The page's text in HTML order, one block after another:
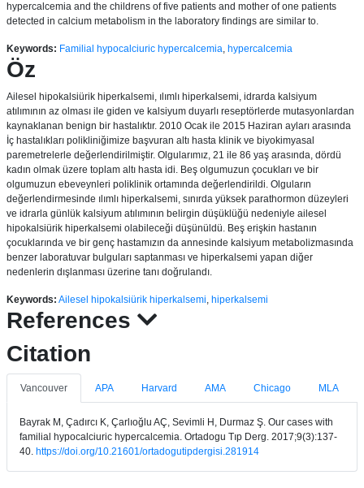
hypercalcemia and the childrens of five patients and mother of one patients
detected in calcium metabolism in the laboratory findings are similar to.
Keywords: Familial hypocalciuric hypercalcemia, hypercalcemia
Öz
Ailesel hipokalsiürik hiperkalsemi, ılımlı hiperkalsemi, idrarda kalsiyum
atılımının az olması ile giden ve kalsiyum duyarlı reseptörlerde mutasyonlardan
kaynaklanan benign bir hastalıktır. 2010 Ocak ile 2015 Haziran ayları arasında
İç hastalıkları polikliniğimize başvuran altı hasta klinik ve biyokimyasal
paremetrelerle değerlendirilmiştir. Olgularımız, 21 ile 86 yaş arasında, dördü
kadın olmak üzere toplam altı hasta idi. Beş olgumuzun çocukları ve bir
olgumuzun ebeveynleri poliklinik ortamında değerlendirildi. Olguların
değerlendirmesinde ılımlı hiperkalsemi, sınırda yüksek parathormon düzeyleri
ve idrarla günlük kalsiyum atılımının belirgin düşüklüğü nedeniyle ailesel
hipokalsiürik hiperkalsemi olabileceği düşünüldü. Beş erişkin hastanın
çocuklarında ve bir genç hastamızın da annesinde kalsiyum metabolizmasında
benzer laboratuvar bulguları saptanması ve hiperkalsemi yapan diğer
nedenlerin dışlanması üzerine tanı doğrulandı.
Keywords: Ailesel hipokalsiürik hiperkalsemi, hiperkalsemi
References
Citation
Vancouver APA Harvard AMA Chicago MLA
Bayrak M, Çadırcı K, Çarlıoğlu AÇ, Sevimli H, Durmaz Ş. Our cases with
familial hypocalciuric hypercalcemia. Ortadogu Tıp Derg. 2017;9(3):137-
40. https://doi.org/10.21601/ortadogutipdergisi.281914